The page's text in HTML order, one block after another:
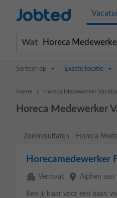
Jobted
Wat
Sorteer op Exacte locatie
Home > Horeca Medewerker
Horeca Medewerker
Zoekresultaten - Horeca
Horecamedewerker
apartment Vermaat place Alphen aan
Ben jij klaar voor een baan